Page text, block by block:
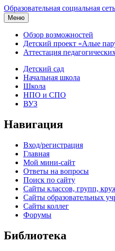
Образовательная социальная сеть
Меню
Обзор возможностей
Детский проект «Алые
Аттестация
Детский сад
Начальная школа
Школа
НПО и СПО
ВУЗ
Навигация
Вход/регистрация
Главная
Мой мини-сайт
Ответы на вопросы
Поиск по сайту
Сайты классов, групп,
Сайты образовательных
Сайты коллег
Форумы
Библиотека